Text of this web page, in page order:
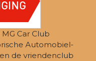
Car Club
Automobiel-
de vriendenclub